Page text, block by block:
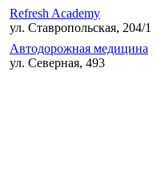
Refresh Academy
ул. Ставропольская, 204/1
Автодорожная медицина
ул. Северная, 493